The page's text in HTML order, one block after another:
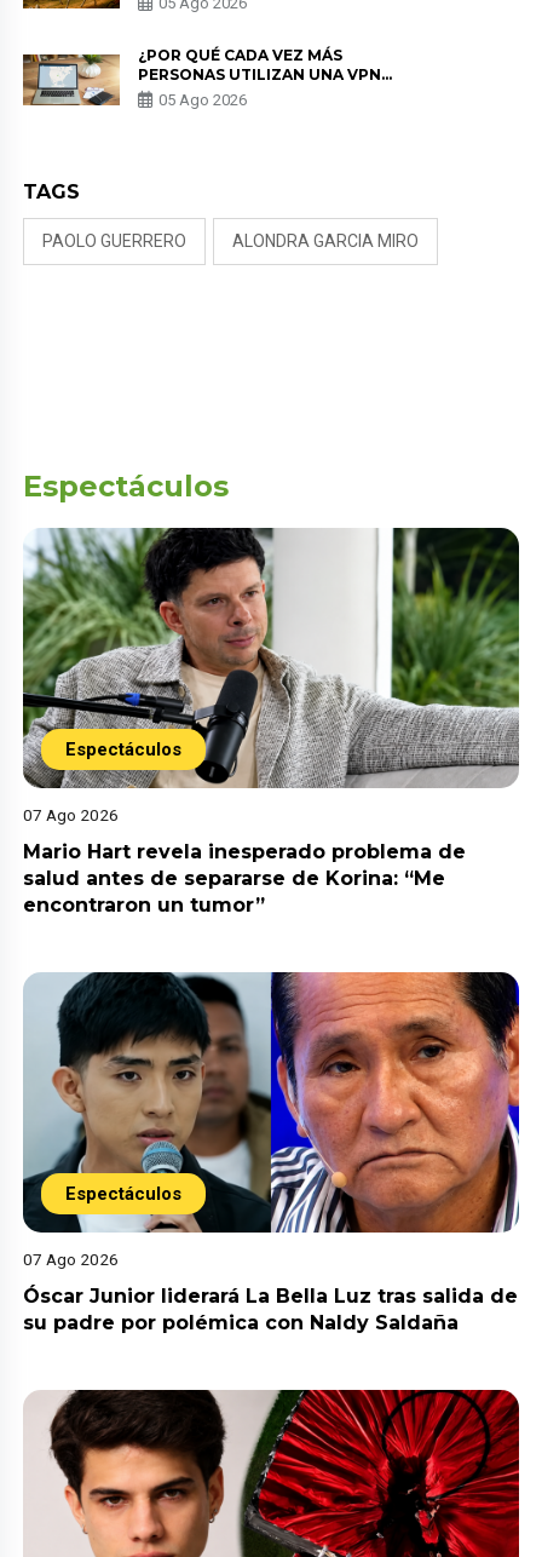
¿POR QUÉ CADA VEZ MÁS
PERSONAS UTILIZAN UNA VPN
PARA PROTEGER SU
PRIVACIDAD?
05 Ago 2026
TAGS
PAOLO GUERRERO ALONDRA GARCIA MIRO
Espectáculos
Espectáculos
07 Ago 2026
Mario Hart revela inesperado problema de
salud antes de separarse de Korina: “Me
encontraron un tumor”
Espectáculos
07 Ago 2026
Óscar Junior liderará La Bella Luz tras salida de
su padre por polémica con Naldy Saldaña